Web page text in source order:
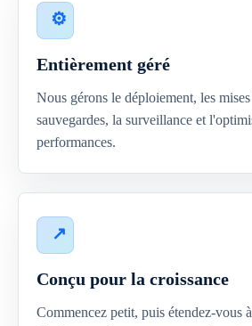
Entièrement géré
Nous gérons le déploiement, les
sauvegardes, la surveillance et
performances.
Conçu pour la croissance
Commencez petit, puis étendez-vous